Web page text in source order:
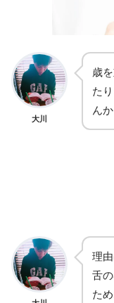
大川
歳
た
んか
理
舌
た